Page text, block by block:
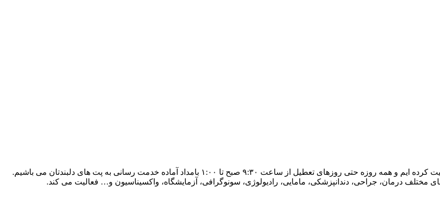
مختلف درمان، جراحی، دندانپزشکی، مامایی، رادیولوژی، سونوگرافی، آزمایشگاه، واکسیناسیون و… فعالیت می کند.